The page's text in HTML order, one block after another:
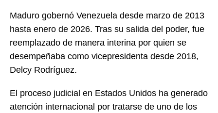
Maduro gobernó Venezuela desde marzo de 2013
hasta enero de 2026. Tras su salida del poder, fue
reemplazado de manera interina por quien se
desempeñaba como vicepresidenta desde 2018,
Delcy Rodríguez.
El proceso judicial en Estados Unidos ha generado
atención internacional por tratarse de uno de los